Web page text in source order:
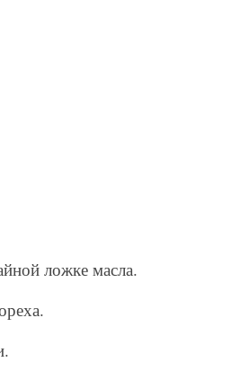
ложке масла.